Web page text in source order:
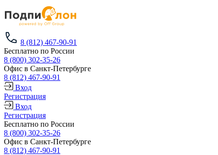
8 (812) 467-90-91
Бесплатно по России
8 (800) 302-35-26
Офис в Санкт-Петербурге
8 (812) 467-90-91
Вход
Регистрация
Вход
Регистрация
Бесплатно по России
8 (800) 302-35-26
Офис в Санкт-Петербурге
8 (812) 467-90-91